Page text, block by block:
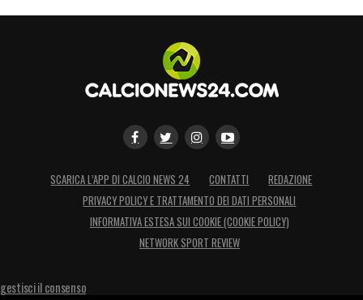
SCARICA L’APP DI CALCIO NEWS 24 CONTATTI
REDAZIONE
PRIVACY POLICY E TRATTAMENTO DEI DATI PERSONALI
INFORMATIVA ESTESA SUI COOKIE (COOKIE POLICY)
NETWORK SPORT REVIEW
gestisci il consenso